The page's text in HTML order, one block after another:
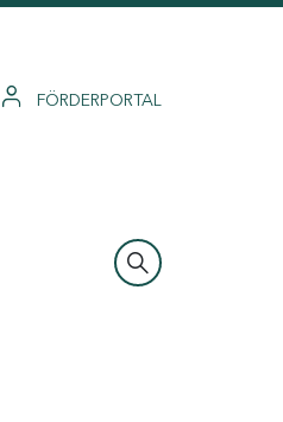
FÖRDERPORTAL